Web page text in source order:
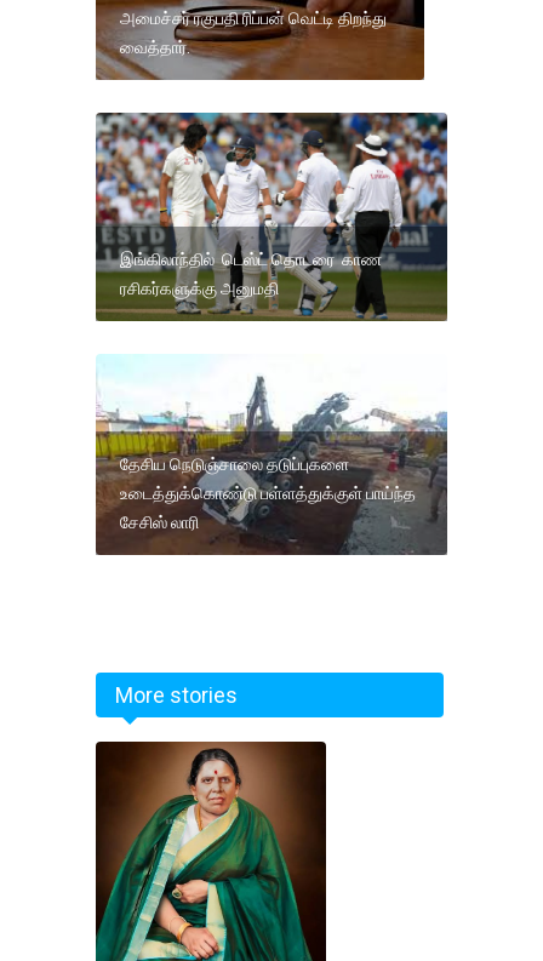
அமைச்சர் ரகுபதி ரிப்பன் வெட்டி திறந்து
வைத்தார்.
இங்கிலாந்தில் டெஸ்ட் தொடரை காண
ரசிகர்களுக்கு அனுமதி
தேசிய நெடுஞ்சாலை தடுப்புகளை
உடைத்துக்கொண்டு பள்ளத்துக்குள் பாய்ந்த
சேசிஸ் லாரி
More stories